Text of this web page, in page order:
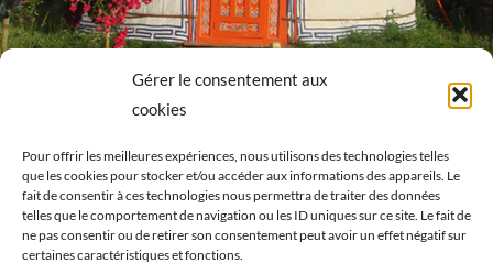
Gérer le consentement aux
cookies
Pour offrir les meilleures expériences, nous utilisons des technologies telles
que les cookies pour stocker et/ou accéder aux informations des appareils. Le
fait de consentir à ces technologies nous permettra de traiter des données
telles que le comportement de navigation ou les ID uniques sur ce site. Le fait de
ne pas consentir ou de retirer son consentement peut avoir un effet négatif sur
certaines caractéristiques et fonctions.